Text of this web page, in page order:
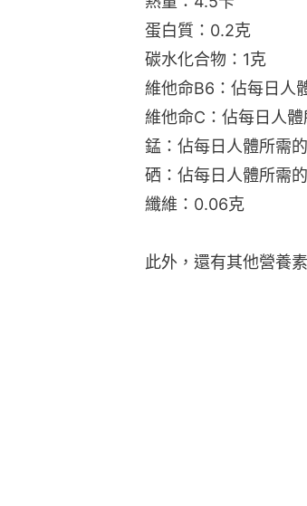
蛋白質：0.2克
碳水化合物：1克
維他命B6：佔每日人
維他命C：佔每日人體
錳：佔每日人體所需
硒：佔每日人體所需
纖維：0.06克
此外，還有其他營養